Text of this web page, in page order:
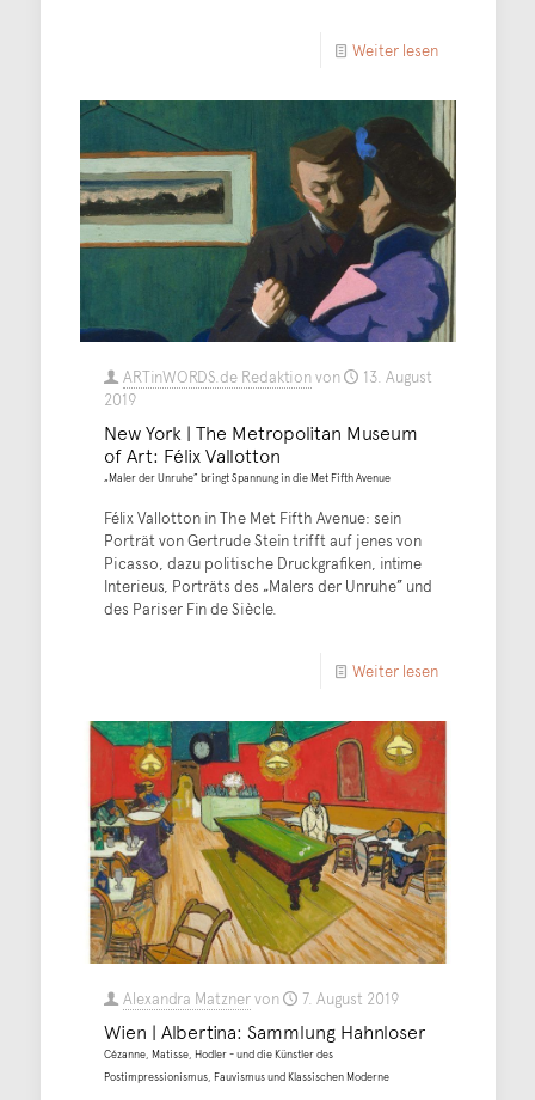
Weiter lesen
ARTinWORDS.de Redaktionvon
13. August
2019
New York | The Metropolitan Museum
of Art: Félix Vallotton
„Maler der Unruhe” bringt Spannung in die Met Fifth Avenue
Félix Vallotton in The Met Fifth Avenue: sein
Porträt von Gertrude Stein trifft auf jenes von
Picasso, dazu politische Druckgrafiken, intime
Interieus, Porträts des „Malers der Unruhe” und
des Pariser Fin de Siècle.
Weiter lesen
Alexandra Matznervon 7. August 2019
Wien | Albertina: Sammlung Hahnloser
Cézanne, Matisse, Hodler - und die Künstler des
Postimpressionismus, Fauvismus und Klassischen Moderne